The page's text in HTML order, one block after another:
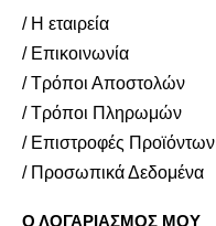
/ Η εταιρεία
/ Επικοινωνία
/ Τρόποι Αποστολών
/ Τρόποι Πληρωμών
/ Επιστροφές Προϊόντων
/ Προσωπικά Δεδομένα
Ο ΛΟΓΑΡΙΑΣΜΌΣ ΜΟΥ